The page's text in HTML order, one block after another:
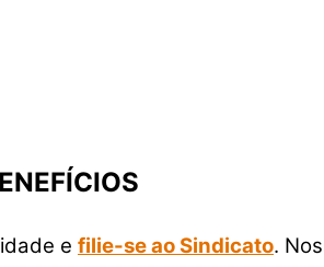
e filie-se ao Sindicato.